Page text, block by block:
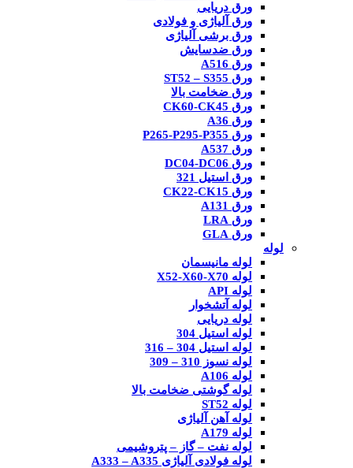
ورق دریایی
ورق آلیاژی و فولادی
ورق برشی آلیاژی
ورق ضدسایش
ورق A516
ورق ST52 – S355
ورق ضخامت بالا
ورق CK60-CK45
ورق A36
ورق P265-P295-P355
ورق A537
ورق DC04-DC06
ورق استیل 321
ورق CK22-CK15
ورق A131
ورق LRA
ورق GLA
لوله
لوله مانیسمان
لوله X52-X60-X70
لوله API
لوله آتشخوار
لوله دریایی
لوله استیل 304
لوله استیل 304 – 316
لوله نسوز 310 – 309
لوله A106
لوله گوشتی ضخامت بالا
لوله ST52
لوله آهن آلیاژی
لوله A179
لوله نفت – گاز – پتروشیمی
لوله فولادی آلیاژی A333 – A335